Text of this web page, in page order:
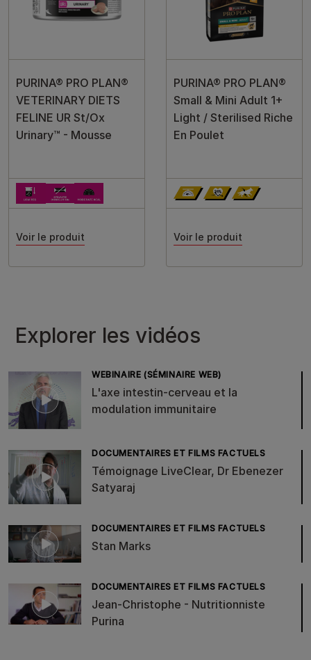
PURINA® PRO PLAN®
VETERINARY DIETS
FELINE UR St/Ox
Urinary™ - Mousse
Voir le produit
PURINA® PRO PLAN®
Small & Mini Adult 1+
Light / Sterilised Riche
En Poulet
Voir le produit
Explorer les vidéos
WEBINAIRE (SÉMINAIRE WEB)
L'axe intestin-cerveau et la
modulation immunitaire
DOCUMENTAIRES ET FILMS FACTUELS
Témoignage LiveClear, Dr Ebenezer
Satyaraj
DOCUMENTAIRES ET FILMS FACTUELS
Stan Marks
DOCUMENTAIRES ET FILMS FACTUELS
Jean-Christophe - Nutritionniste
Purina